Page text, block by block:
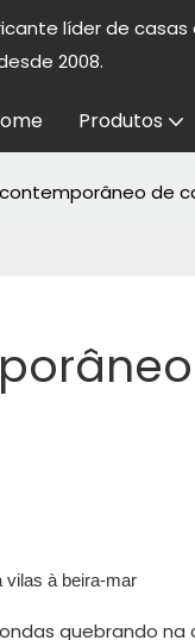
líder de
2008.
Produtos
de
à beira-mar
quebrando